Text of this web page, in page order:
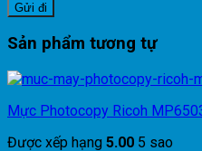
Sản phẩm tương tự
Mực Photocopy Ricoh
Được xếp hạng 5.00 5 sao